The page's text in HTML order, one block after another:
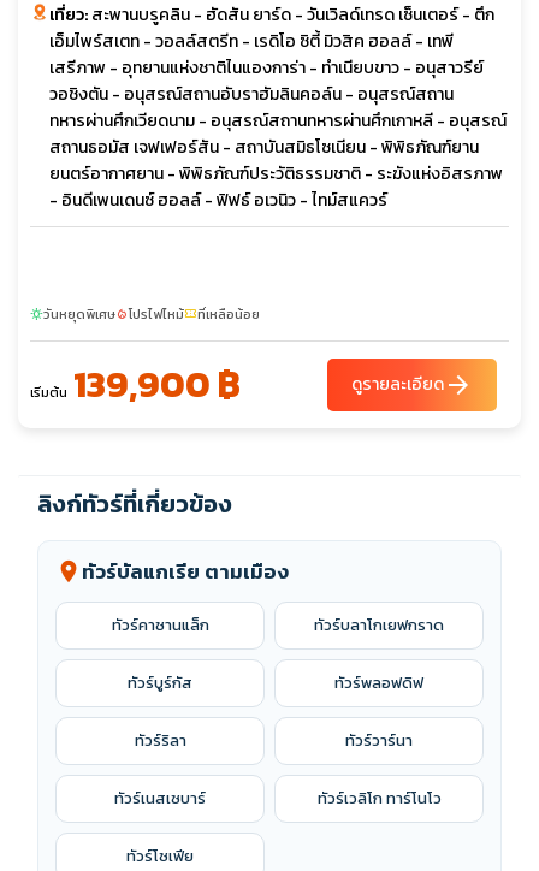
เที่ยว:สะพานบรูคลิน - ฮัดสัน ยาร์ด - วันเวิลด์เทรด เซ็นเตอร์ - ตึก
เอ็มไพร์สเตท - วอลล์สตรีท - เรดิโอ ซิตี้ มิวสิค ฮอลล์ - เทพี
เสรีภาพ - อุทยานแห่งชาติไนแองการ่า - ทำเนียบขาว - อนุสาวรีย์
วอชิงตัน - อนุสรณ์สถานอับราฮัมลินคอล์น - อนุสรณ์สถาน
ทหารผ่านศึกเวียดนาม - อนุสรณ์สถานทหารผ่านศึกเกาหลี - อนุสรณ์
สถานธอมัส เจฟเฟอร์สัน - สถาบันสมิธโซเนียน - พิพิธภัณฑ์ยาน
ยนตร์อากาศยาน - พิพิธภัณฑ์ประวัติธรรมชาติ - ระฆังแห่งอิสรภาพ
- อินดีเพนเดนซ์ ฮอลล์ - ฟิฟธ์ อเวนิว - ไทม์สแควร์
sunnyวันหยุดพิเศษlocal_fire_departmentโปรไฟไหม้confirmation_numberที่เหลือน้อย
เริ่มต้น 139,900 ฿ ดูรายละเอียดarrow_forward
ลิงก์ทัวร์ที่เกี่ยวข้อง
location_on ทัวร์บัลแกเรีย ตามเมือง
ทัวร์คาซานแล็ก ทัวร์บลาโกเยฟกราด
ทัวร์บูร์กัส ทัวร์พลอฟดิฟ
ทัวร์ริลา ทัวร์วาร์นา
ทัวร์เนสเซบาร์ ทัวร์เวลิโก ทาร์โนโว
ทัวร์โซเฟีย